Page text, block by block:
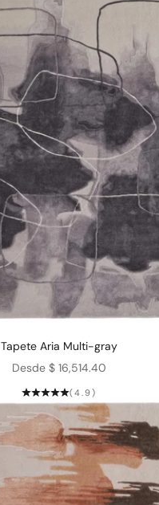
Tapete Aria Multi-gray
Precio de oferta
Desde $ 16,514.40
(4.9)